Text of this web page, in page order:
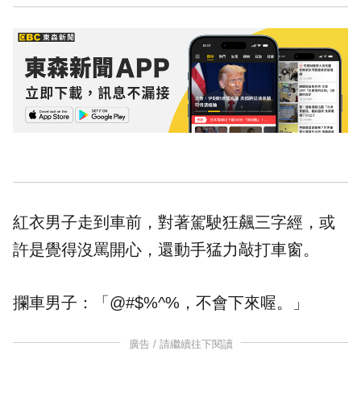
紅衣男子走到車前，對著駕駛狂飆三字經 ，或
許是覺得沒罵開心，還動手猛力敲打車窗。
攔車男子：「@#$%^%，不會下來喔。」
廣告 / 請繼續往下閱讀